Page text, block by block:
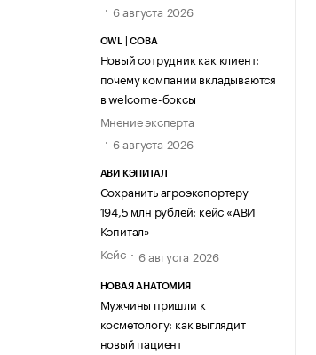
6 августа 2026
OWL | СОВА
Новый сотрудник как клиент:
почему компании вкладываются
в welcome-боксы
Мнение эксперта
6 августа 2026
АВИ КЭПИТАЛ
Сохранить агроэкспортеру
194,5 млн рублей: кейс «АВИ
Кэпитал»
Кейс
6 августа 2026
НОВАЯ АНАТОМИЯ
Мужчины пришли к
косметологу: как выглядит
новый пациент